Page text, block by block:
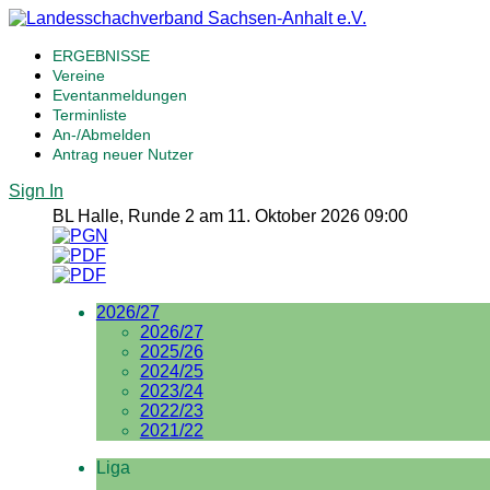
ERGEBNISSE
Vereine
Eventanmeldungen
Terminliste
An-/Abmelden
Antrag neuer Nutzer
Sign In
BL Halle, Runde 2 am 11. Oktober 2026 09:00
2026/27
2026/27
2025/26
2024/25
2023/24
2022/23
2021/22
Liga